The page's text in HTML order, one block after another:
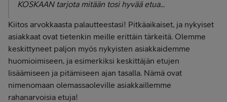
KOSKAAN tarjota mitään tosi hyvää etua...
Kiitos arvokkaasta palautteestasi! Pitkäaikaiset, ja nykyiset
asiakkaat ovat tietenkin meille erittäin tärkeitä. Olemme
keskittyneet paljon myös nykyisten asiakkaidemme
huomioimiseen, ja esimerkiksi keskittäjän etujen
lisäämiseen ja pitämiseen ajan tasalla. Nämä ovat
nimenomaan olemassaoleville asiakkaillemme
rahanarvoisia etuja!